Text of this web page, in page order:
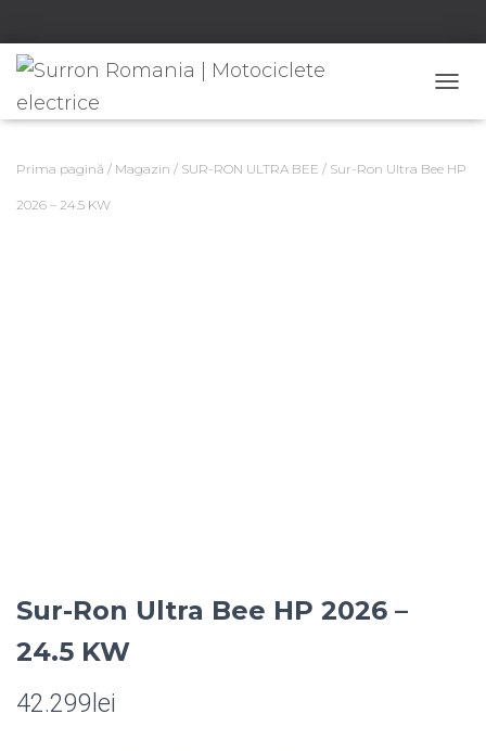
O
Prima pagină / Magazin / SUR-RON ULTRA BEE / Sur-Ron Ultra Bee HP
2026 – 24.5 KW
Sur-Ron Ultra Bee HP 2026 –
24.5 KW
42.299 lei